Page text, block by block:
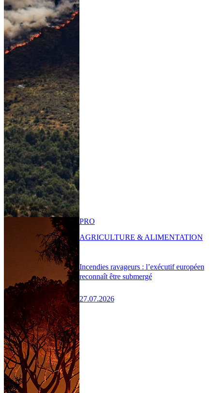
Incendies ravageurs : l’exécutif européen
reconnaît être submergé
27.07.2026
PRO
AGRICULTURE & ALIMENTATION